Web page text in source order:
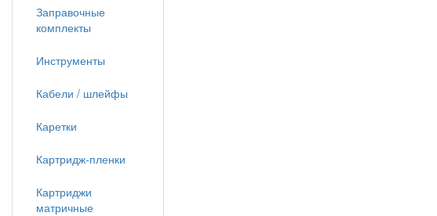
Заправочные
комплекты
Инструменты
Кабели / шлейфы
Каретки
Картридж-пленки
Картриджи
матричные